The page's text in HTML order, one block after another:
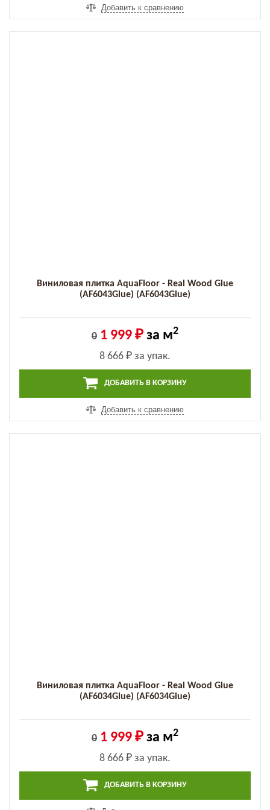
Добавить к сравнению
Виниловая плитка AquaFloor - Real Wood Glue
(AF6043Glue) (AF6043Glue)
0 1 999 ₽ за м2
8 666 ₽ за упак.
ДОБАВИТЬ В КОРЗИНУ
Добавить к сравнению
Виниловая плитка AquaFloor - Real Wood Glue
(AF6034Glue) (AF6034Glue)
0 1 999 ₽ за м2
8 666 ₽ за упак.
ДОБАВИТЬ В КОРЗИНУ